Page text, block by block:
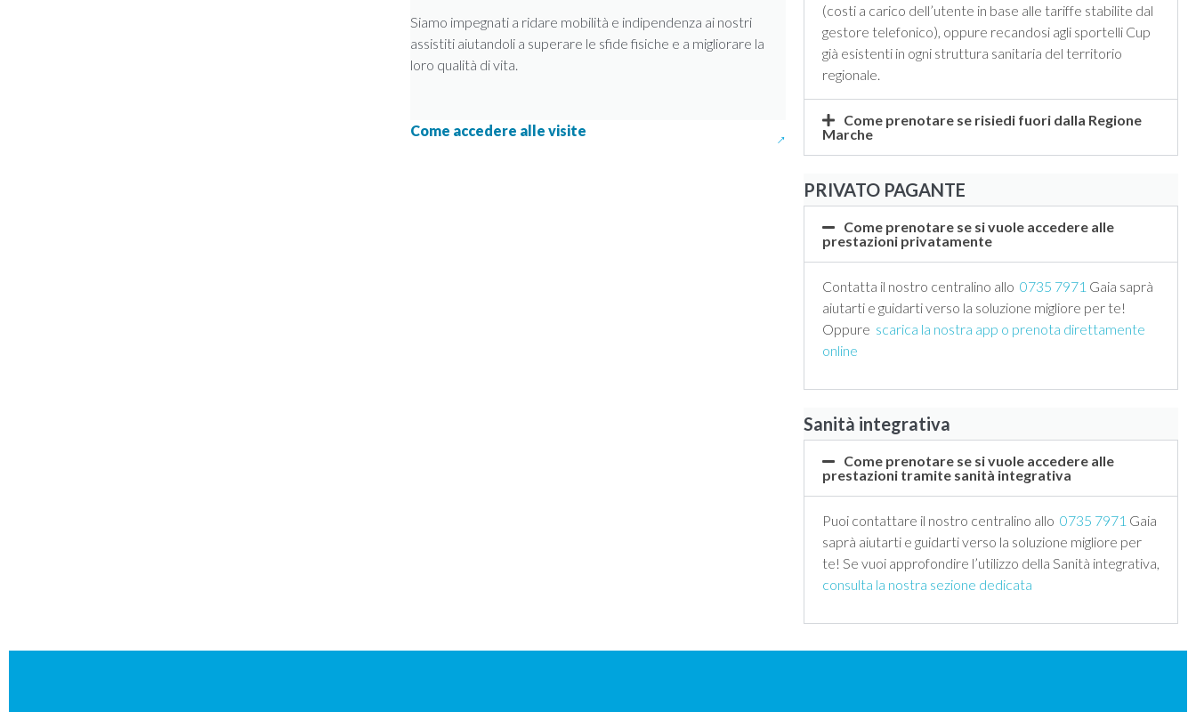
Siamo impegnati a ridare mobilità e indipendenza ai nostri
assistiti aiutandoli a superare le sfide fisiche e a migliorare la
loro qualità di vita.
Come accedere alle visite
(costi a carico dell’utente in base alle tariffe stabilite dal
gestore telefonico), oppure recandosi agli sportelli Cup
già esistenti in ogni struttura sanitaria del territorio
regionale.
Come prenotare se risiedi fuori dalla Regione
Marche
PRIVATO PAGANTE
Come prenotare se si vuole accedere alle
prestazioni privatamente
Contatta il nostro centralino allo 0735 7971 Gaia saprà
aiutarti e guidarti verso la soluzione migliore per te!
Oppure scarica la nostra app o prenota direttamente
online
Sanità integrativa
Come prenotare se si vuole accedere alle
prestazioni tramite sanità integrativa
Puoi contattare il nostro centralino allo 0735 7971 Gaia
saprà aiutarti e guidarti verso la soluzione migliore per
te! Se vuoi approfondire l’utilizzo della Sanità integrativa,
consulta la nostra sezione dedicata